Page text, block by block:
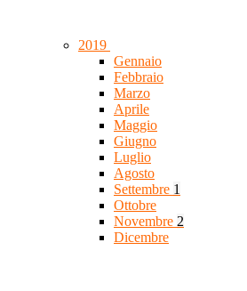
2019
Gennaio
Febbraio
Marzo
Aprile
Maggio
Giugno
Luglio
Agosto
Settembre 1
Ottobre
Novembre 2
Dicembre